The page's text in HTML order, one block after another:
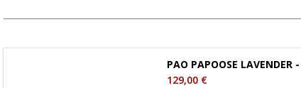
PAO PAPOOSE LAVENDER
129,00 €